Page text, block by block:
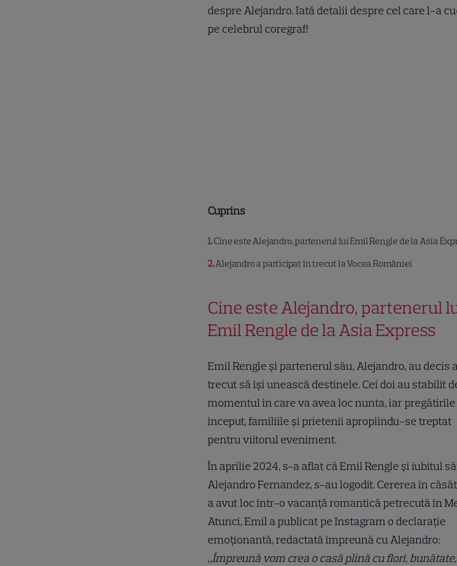
despre Alejandro. Iată detalii despre cel care l-a
pe celebrul coregraf!
Cuprins
1Cine este Alejandro, partenerul lui Emil Rengle de la Asia
2Alejandro a participat în trecut la Vocea României
Cine este Alejandro, partenerul
Emil Rengle de la Asia Express
Emil Rengle și partenerul său, Alejandro, au decis
trecut să își unească destinele. Cei doi au stabilit
momentul în care va avea loc nunta, iar
început, familiile și prietenii apropiindu-se treptat
pentru viitorul eveniment.
În aprilie 2024, s-a aflat că Emil Rengle și iubitul
Alejandro Fernandez, s-au logodit. Cererea în
a avut loc într-o vacanță romantică petrecută în
Atunci, Emil a publicat pe Instagram o declarație
emoționantă, redactată împreună cu Alejandro:
„Împreună vom crea o casă plină cu flori, bunătate,